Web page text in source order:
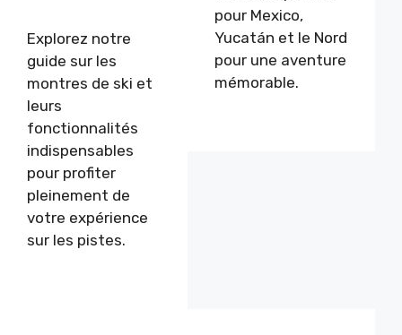
Explorez notre
guide sur les
montres de ski et
leurs
fonctionnalités
indispensables
pour profiter
pleinement de
votre expérience
sur les pistes.
pour Mexico,
Yucatán et le Nord
pour une aventure
mémorable.